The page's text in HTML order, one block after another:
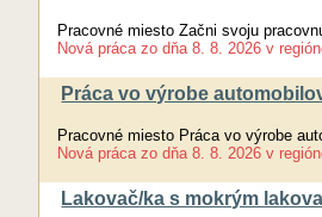
Pracovné miesto Začni svoju
Nová práca zo dňa 8. 8. 2026 v
Práca vo výrobe
Pracovné miesto Práca vo výrobe
Nová práca zo dňa 8. 8. 2026 v
Lakovač/ka s mokrým